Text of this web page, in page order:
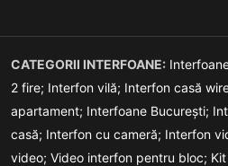
CATEGORII INTERFOANE:
2 fire; Interfon vilă; Interfon casă
apartament; Interfoane București;
casă; Interfon cu cameră; Interfon
video; Video interfon pentru bloc;